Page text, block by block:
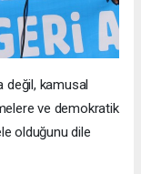
değil, kamusal
ve demokratik
olduğunu dile